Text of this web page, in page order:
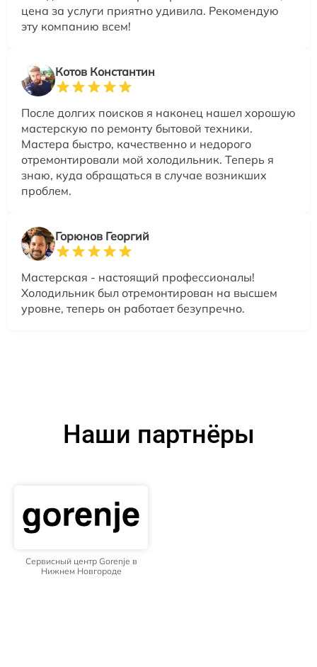
цена за услуги приятно удивила. Рекомендую
эту компанию всем!
Котов Константин
После долгих поисков я наконец нашел хорошую
мастерскую по ремонту бытовой техники.
Мастера быстро, качественно и недорого
отремонтировали мой холодильник. Теперь я
знаю, куда обращаться в случае возникших
проблем.
Горюнов Георгий
Мастерская - настоящий профессионалы!
Холодильник был отремонтирован на высшем
уровне, теперь он работает безупречно.
Наши партнёры
Сервисный центр Gorenje в
Нижнем Новгороде